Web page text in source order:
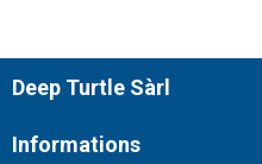
Deep Turtle Sàrl
Informations